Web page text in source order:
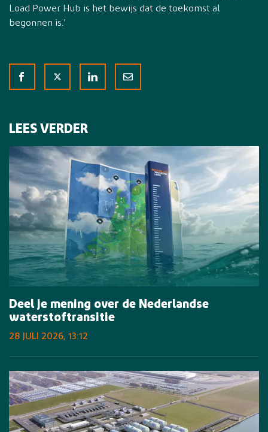
Load Power Hub is het bewijs dat de toekomst al
begonnen is.’
LEES VERDER
Deel je mening over de Nederlandse
waterstoftransitie
28 JULI 2026, 13:12